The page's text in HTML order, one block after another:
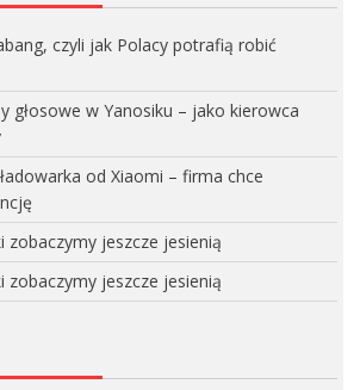
czyli jak Polacy potrafią robić
głosowe w Yanosiku – jako kierowca
od Xiaomi – firma chce
zobaczymy jeszcze jesienią
zobaczymy jeszcze jesienią